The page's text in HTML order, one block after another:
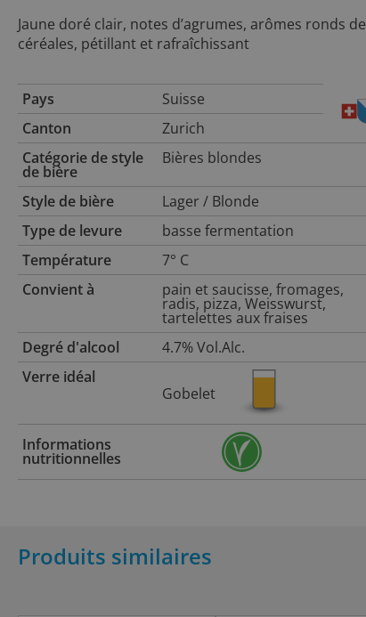
Jaune doré clair, notes d’agrumes, arômes ronds de
céréales, pétillant et rafraîchissant
Pays
Suisse
Canton
Zurich
Catégorie de style
de bière
Bières blondes
Style de bière
Lager / Blonde
Type de levure
basse fermentation
Température
7° C
Convient à
pain et saucisse, fromages,
radis, pizza, Weisswurst,
tartelettes aux fraises
Degré d'alcool
4.7% Vol.Alc.
Verre idéal
Gobelet
Informations
nutritionnelles
Produits similaires